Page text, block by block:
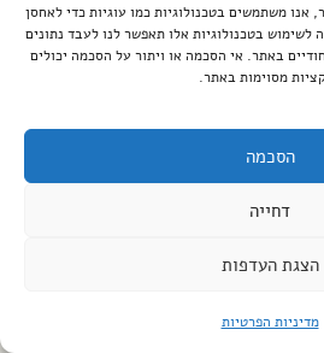
אנו משתמשים בטכנולוגיות כמו עוגיות כדי לאחסן
בטכנולוגיות אלו תאפשר לנו לעבד נתונים
באתר. אי הסכמה או ויתור על הסכמה יכולים
מסוימות באתר.
הסכמה
דחייה
הצגת העדפות
מדיניות הפרטיות
הצהרת נגישות